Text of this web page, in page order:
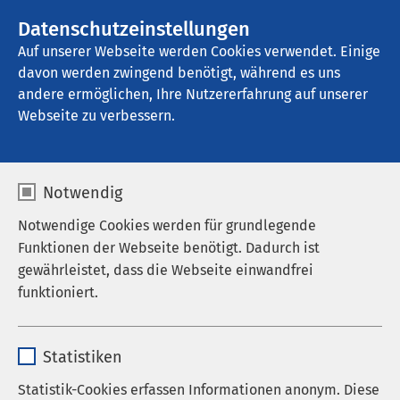
Datenschutzeinstellungen
Auf unserer Webseite werden Cookies verwendet. Einige
davon werden zwingend benötigt, während es uns
andere ermöglichen, Ihre Nutzererfahrung auf unserer
Webseite zu verbessern.
Notwendig
Notwendige Cookies werden für grundlegende
Funktionen der Webseite benötigt. Dadurch ist
gewährleistet, dass die Webseite einwandfrei
funktioniert.
Anbieter sgalinski
Statistiken
Statistik-Cookies erfassen Informationen anonym. Diese
AMEOS Poliklinikum Wernigerode
AMEOS Poliklinikum